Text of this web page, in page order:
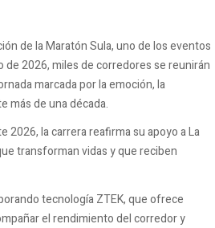
de la Maratón Sula, uno de los eventos
2026, miles de corredores se reunirán
marcada por la emoción, la
más de una década.
2026, la carrera reafirma su apoyo a La
transforman vidas y que reciben
tecnología ZTEK, que ofrece
el rendimiento del corredor y